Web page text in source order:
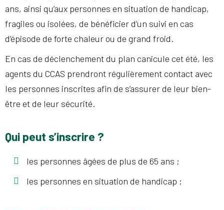
ans, ainsi qu’aux personnes en situation de handicap,
fragiles ou isolées, de bénéficier d’un suivi en cas
d’épisode de forte chaleur ou de grand froid.
En cas de déclenchement du plan canicule cet été, les
agents du CCAS prendront régulièrement contact avec
les personnes inscrites afin de s’assurer de leur bien-
être et de leur sécurité.
Qui peut s’inscrire ?
les personnes âgées de plus de 65 ans ;
les personnes en situation de handicap ;